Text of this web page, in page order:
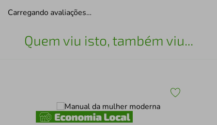
Carregando avaliações…
Quem viu isto, também viu...